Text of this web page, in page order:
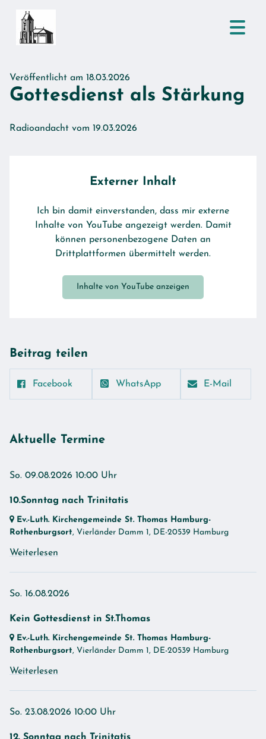
Veröffentlicht am 18.03.2026
Gottesdienst als Stärkung
Radioandacht vom 19.03.2026
Externer Inhalt
Ich bin damit einverstanden, dass mir externe
Inhalte von YouTube angezeigt werden. Damit
können personenbezogene Daten an
Drittplattformen übermittelt werden.
Inhalte von YouTube anzeigen
Beitrag teilen
Facebook WhatsApp E-Mail
Aktuelle Termine
So. 09.08.2026 10:00 Uhr
10.Sonntag nach Trinitatis
Ev.-Luth. Kirchengemeinde St. Thomas Hamburg-
Rothenburgsort, Vierländer Damm 1, DE-20539 Hamburg
Weiterlesen
So. 16.08.2026
Kein Gottesdienst in St.Thomas
Ev.-Luth. Kirchengemeinde St. Thomas Hamburg-
Rothenburgsort, Vierländer Damm 1, DE-20539 Hamburg
Weiterlesen
So. 23.08.2026 10:00 Uhr